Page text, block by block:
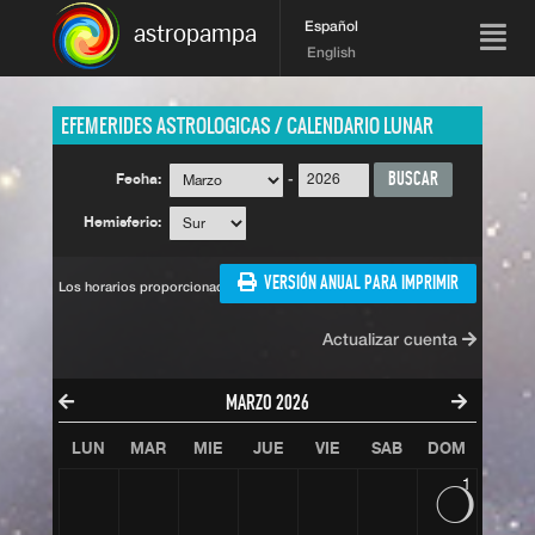
astropampa
Español
English
EFEMERIDES ASTROLOGICAS / CALENDARIO LUNAR
Fecha: -
Hemisferio:
Los horarios proporcionados son UT (Universal Time).
VERSIÓN ANUAL PARA IMPRIMIR
Actualizar cuenta
MARZO 2026
LUN MAR MIE JUE VIE SAB DOM
1
O